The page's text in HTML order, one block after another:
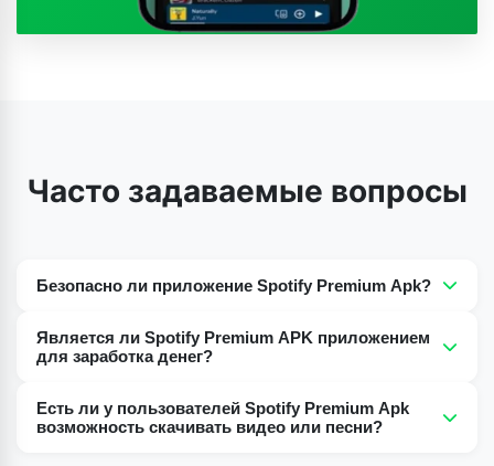
Часто задаваемые вопросы
Безопасно ли приложение Spotify Premium Apk?
безопасно и не содержит вирусов или вредоносных
Является ли Spotify Premium APK приложением
для заработка денег?
бесплатно, что обеспечивает вам премиальный опыт
Есть ли у пользователей Spotify Premium Apk
возможность скачивать видео или песни?